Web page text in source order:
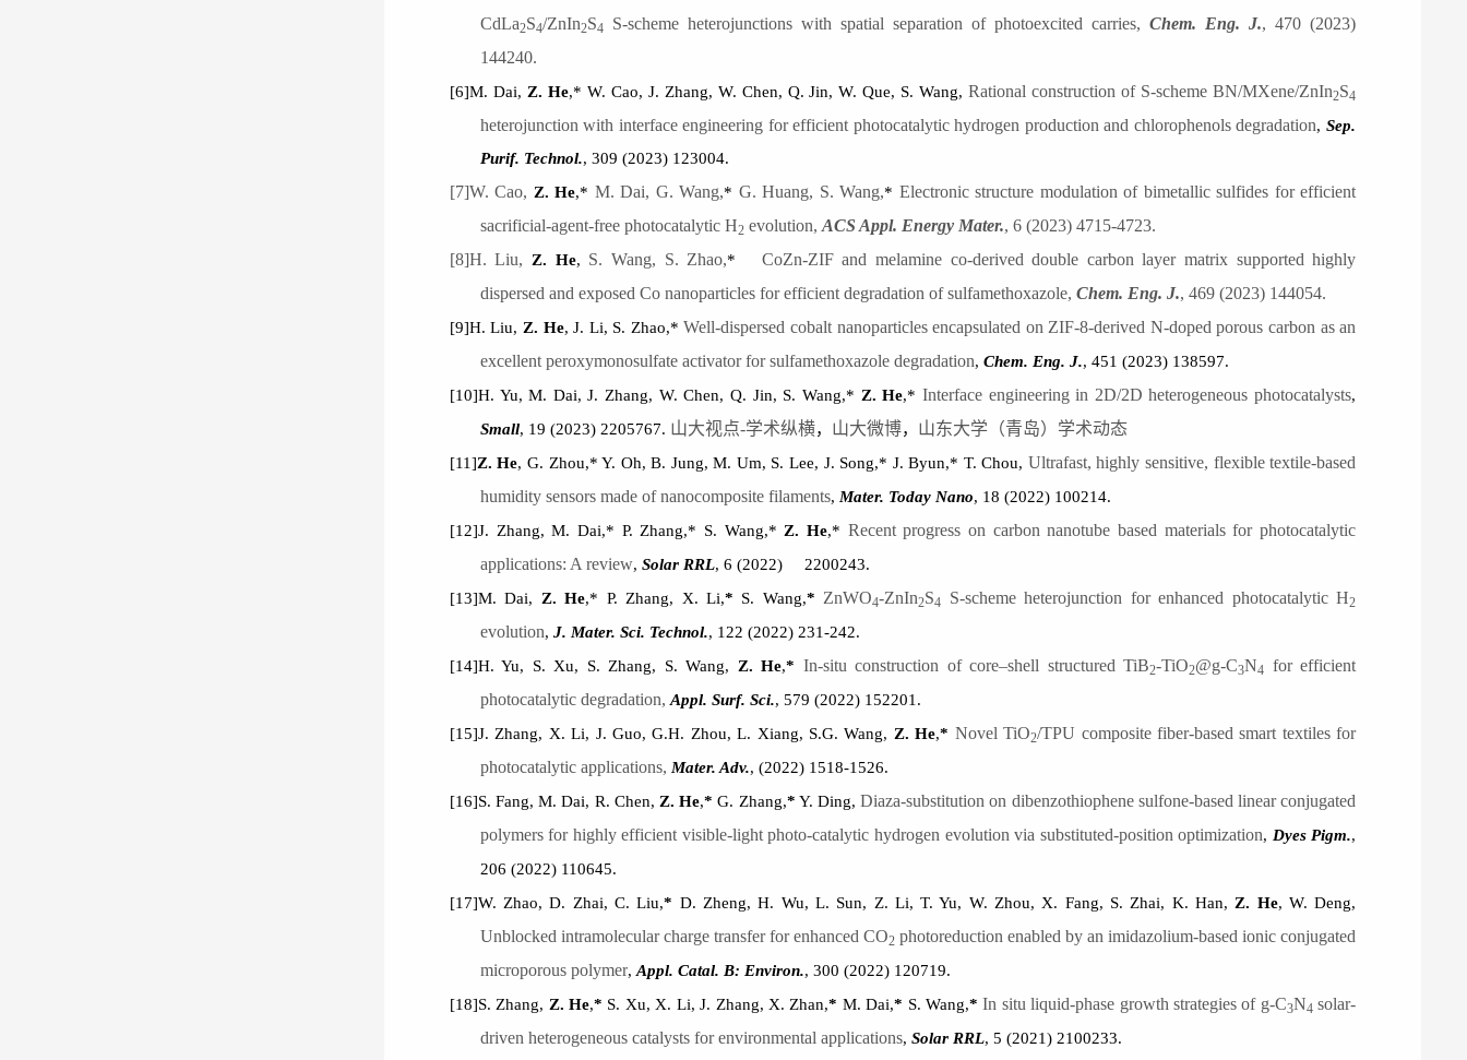
CdLa2S4/ZnIn2S4 S-scheme heterojunctions with spatial separation of photoexcited carries,Chem. Eng. J., 470 (2023)
144240.
[6]M. Dai, Z. He,* W. Cao, J. Zhang, W. Chen, Q. Jin, W. Que, S. Wang,Rational construction of S-scheme BN/MXene/ZnIn2S4
heterojunction with interface engineering for efficient photocatalytic hydrogen production and chlorophenols degradation, Sep.
Purif. Technol., 309 (2023) 123004.
[7]W. Cao, Z. He,* M. Dai, G. Wang,* G. Huang, S. Wang,* Electronic structure modulation of bimetallic sulfides for efficient
sacrificial-agent-free photocatalytic H2evolution, ACS Appl. Energy Mater., 6 (2023) 4715-4723.
[8]H. Liu, Z. He, S. Wang, S. Zhao,*
CoZn-ZIF and melamine co-derived double carbon layer matrix supported highly
dispersed and exposed Co nanoparticles for efficient degradation of sulfamethoxazole, Chem. Eng. J., 469 (2023) 144054.
[9]H. Liu, Z. He, J. Li, S. Zhao,*Well-dispersed cobalt nanoparticles encapsulated on ZIF-8-derived N-doped porous carbon as an
excellent peroxymonosulfate activator for sulfamethoxazole degradation, Chem. Eng. J., 451 (2023) 138597.
[10]H. Yu, M. Dai, J. Zhang, W. Chen, Q. Jin, S. Wang,* Z. He,* Interface engineering in 2D/2D heterogeneous photocatalysts,
Small, 19 (2023) 2205767. 山大视点-学术纵横， 山大微博， 山东大学（青岛）学术动态
[11]Z. He, G. Zhou,* Y. Oh, B. Jung, M. Um, S. Lee, J. Song,* J. Byun,* T. Chou, Ultrafast, highly sensitive, flexible textile-based
humidity sensors made of nanocomposite filaments, Mater. Today Nano, 18 (2022) 100214.
[12]J. Zhang, M. Dai,* P. Zhang,* S. Wang,* Z. He,* Recent progress on carbon nanotube based materials for photocatalytic
applications: A review, Solar RRL, 6 (2022)
2200243.
[13]M. Dai, Z. He,* P. Zhang, X. Li,* S. Wang,* ZnWO4-ZnIn2S4 S-schemeheterojunction for enhanced photocatalytic H2
evolution, J. Mater. Sci. Technol., 122 (2022) 231-242.
[14]H. Yu, S. Xu, S. Zhang, S. Wang, Z. He,* In-situ construction of core–shell structured TiB2-TiO2@g-C3N4 for efficient
photocatalytic degradation, Appl. Surf. Sci., 579 (2022) 152201.
[15]J. Zhang, X. Li, J. Guo, G.H. Zhou, L. Xiang, S.G. Wang, Z. He,* Novel TiO2/TPU composite fiber-based smart textiles for
photocatalytic applications, Mater. Adv., (2022) 1518-1526.
[16]S. Fang, M. Dai, R. Chen, Z. He,* G. Zhang,* Y. Ding,Diaza-substitution on dibenzothiophene sulfone-based linear conjugated
polymers for highly efficient visible-light photo-catalytic hydrogen evolution via substituted-position optimization, Dyes Pigm.,
206 (2022) 110645.
[17]W. Zhao, D. Zhai, C. Liu,* D. Zheng, H. Wu, L. Sun, Z. Li, T. Yu, W. Zhou, X. Fang, S. Zhai, K. Han, Z. He, W. Deng,
Unblocked intramolecular charge transfer for enhanced CO2photoreduction enabled by an imidazolium-based ionic conjugated
microporous polymer, Appl. Catal. B: Environ., 300 (2022) 120719.
[18]S. Zhang, Z. He,* S. Xu, X. Li, J. Zhang, X. Zhan,* M. Dai,* S. Wang,* In situ liquid-phase growth strategies of g-C3N4 solar-
driven heterogeneous catalysts for environmental applications, Solar RRL, 5 (2021) 2100233.